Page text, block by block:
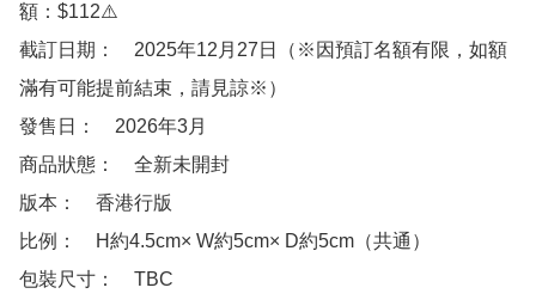
額：$112⚠️
截訂日期：　2025年12月27日（※因預訂名額有限，如額
滿有可能提前結束，請見諒※）
發售日：　2026年3月
商品狀態：　全新未開封
版本：　香港行版
比例：　H約4.5cm× W約5cm× D約5cm（共通）
包裝尺寸：　TBC